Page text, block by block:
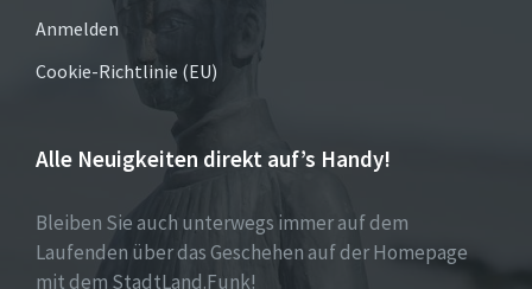
Anmelden
Cookie-Richtlinie (EU)
Alle Neuigkeiten direkt auf’s Handy!
Bleiben Sie auch unterwegs immer auf dem
Laufenden über das Geschehen auf der Homepage
mit dem StadtLand.Funk!